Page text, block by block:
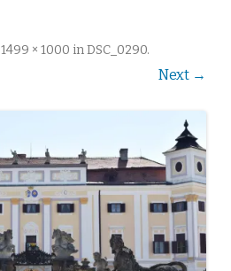
1499 × 1000 inDSC_0290.
Next →